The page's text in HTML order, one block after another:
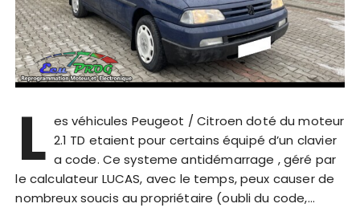
L es véhicules Peugeot / Citroen doté du moteur
2.1 TD etaient pour certains équipé d’un clavier
a code. Ce systeme antidémarrage , géré par
le calculateur LUCAS, avec le temps, peux causer de
nombreux soucis au propriétaire (oubli du code,…